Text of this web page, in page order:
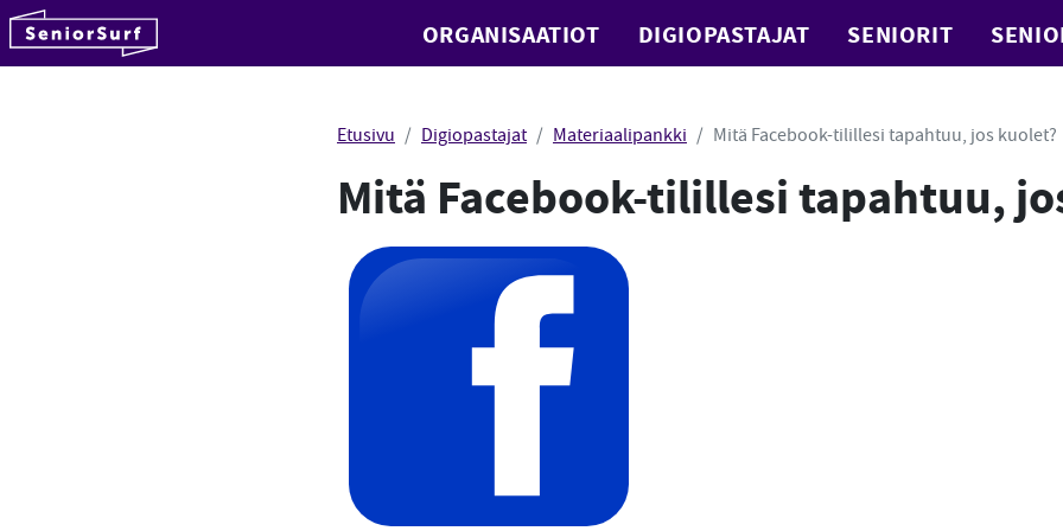
Hyppää sisältöön ORGANISAATIOT DIGIOPASTAJAT SENIORIT
Etusivu Digiopastajat Materiaalipankki Mitä Facebook-tilillesi tapahtuu, jos kuolet?
Mitä Facebook-tilillesi tapahtuu,